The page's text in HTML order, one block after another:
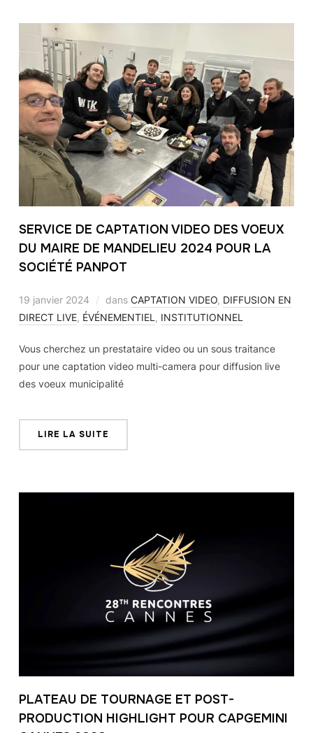
SERVICE DE CAPTATION VIDEO DES VOEUX
DU MAIRE DE MANDELIEU 2024 POUR LA
SOCIÉTÉ PANPOT
19 janvier 2024 dans CAPTATION VIDEO, DIFFUSION EN
DIRECT LIVE, ÉVÉNEMENTIEL, INSTITUTIONNEL
Vous cherchez un prestataire video ou un sous traitance
pour une captation video multi-camera pour diffusion live
des voeux municipalité
LIRE LA SUITE
PLATEAU DE TOURNAGE ET POST-
PRODUCTION HIGHLIGHT POUR CAPGEMINI